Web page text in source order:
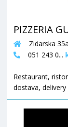
PIZZERIA
Zidarska
051 243 0...
Restaurant,
dostava, delivery